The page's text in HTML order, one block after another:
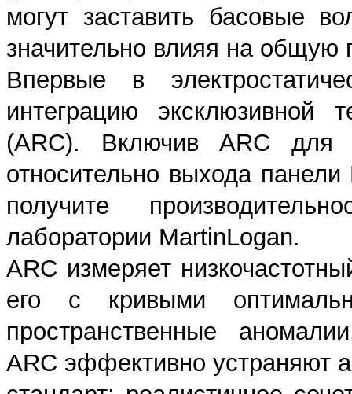
могут заставить басовые
значительно влияя на общую
Впервые в
интеграцию эксклюзивной
(ARC). Включив ARC для
относительно выхода
получите
лаборатории MartinLogan.
ARC измеряет
его с кривыми
пространственные
ARC эффективно устраняют